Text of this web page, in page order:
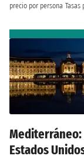
precio por persona Tasas
Mediterráneo:
Estados